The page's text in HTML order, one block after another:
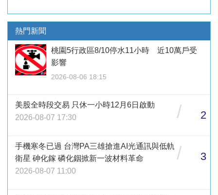
熱門新聞
桃園5行政區8/10停水11小時 近10萬戶受
影響
2026-08-06 18:15
美股全時段交易 只休一小時12月6日啟動
2026-08-07 17:30
/ 2
手機寒冬已過 台灣PA三雄搶進AI光通訊與低軌
衛星 砷化鎵 磷化銦掀新一波材料革命
2026-08-07 11:00
/ 3